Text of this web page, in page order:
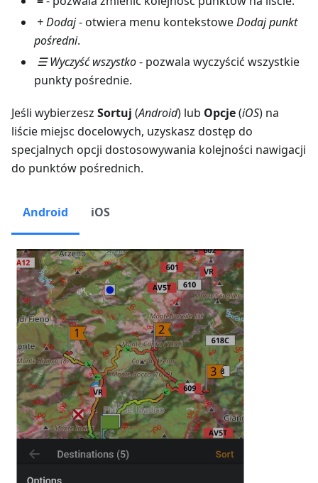
+ Dodaj- otwiera menu kontekstoweDodaj punkt
pośredni.
☰ Wyczyść wszystko- pozwala wyczyścić wszystkie
punkty pośrednie.
Jeśli wybierzesz Sortuj (Android) lub Opcje(iOS) na
liście miejsc docelowych, uzyskasz dostęp do
specjalnych opcji dostosowywania kolejności nawigacji
do punktów pośrednich.
Android iOS